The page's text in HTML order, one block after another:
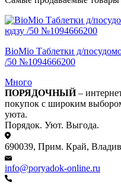
BioMio Таблетки д/
/50 №1094666200
Много
ПОРЯДОЧНЫЙ–
покупок с широким
уюта.
Порядок. Уют. Выгода.
690039, Прим. Край,
info@poryadok-online.ru